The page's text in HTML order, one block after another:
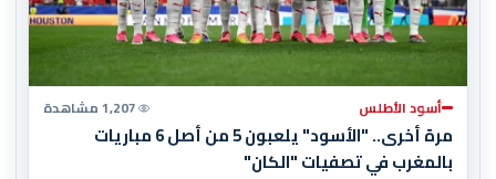
أسود الأطلس 1,207 مشاهدة
مرة أخرى.. "الأسود" يلعبون 5 من أصل 6 مباريات
بالمغرب في تصفيات "الكان"